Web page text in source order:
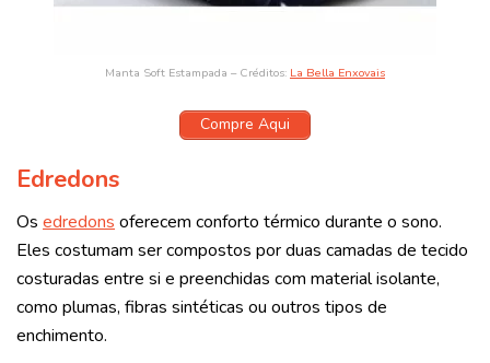
Manta Soft Estampada – Créditos: La Bella Enxovais
Compre Aqui
Edredons
Os edredons oferecem conforto térmico durante o sono.
Eles costumam ser compostos por duas camadas de tecido
costuradas entre si e preenchidas com material isolante,
como plumas, fibras sintéticas ou outros tipos de
enchimento.